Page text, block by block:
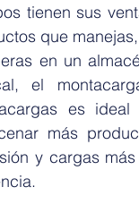
tienen sus
que
en un
el
es
más
y cargas